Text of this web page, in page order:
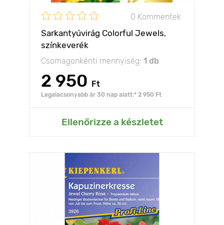
0 Kommentek
Sarkantyúvirág Colorful Jewels,
színkeverék
Csomagonkénti mennyiség: 1 db
2 950 Ft
Legalacsonyabb ár 30 nap alatt:* 2 950 Ft
Ellenőrizze a készletet